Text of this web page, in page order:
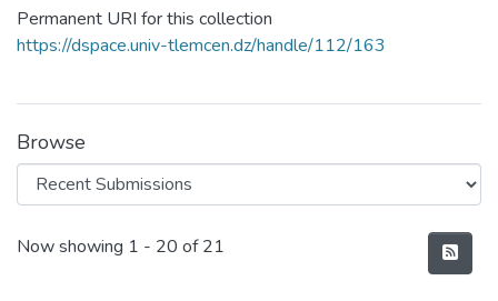
Permanent URI for this collection
https://dspace.univ-tlemcen.dz/handle/112/163
Browse
Recent Submissions
Now showing 1 - 20 of 21